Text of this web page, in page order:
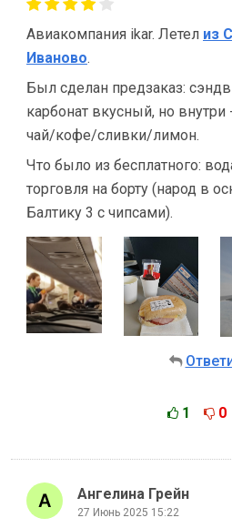
Авиакомпания ikar. Летел из
Иваново.
Был сделан предзаказ:
карбонат вкусный, но внутри
чай/кофе/сливки/лимон.
Что было из бесплатного:
торговля на борту (народ в
Балтику 3 с чипсами).
1 0
Ангелина Грейн
27 Июнь 2025 15:22